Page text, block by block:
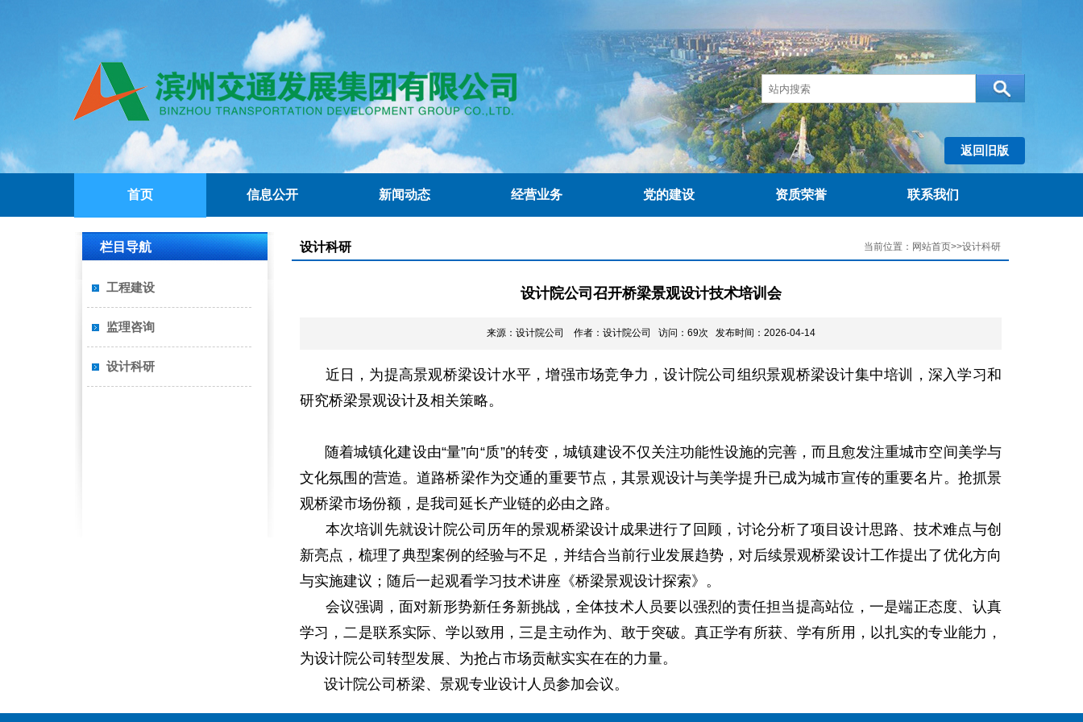
返回旧版
首页 信息公开 新闻动态 经营业务 党的建设 资质荣誉 联系我们
栏目导航
工程建设
监理咨询
设计科研
设计科研 当前位置：网站首页>>设计科研
设计院公司召开桥梁景观设计技术培训会
来源：设计院公司 作者：设计院公司 访问：69次 发布时间：2026-04-14
近日，为提高景观桥梁设计水平，增强市场竞争力，设计院公司组织景观桥梁设计集中培训，深入学习和
研究桥梁景观设计及相关策略。
随着城镇化建设由“量”向“质”的转变，城镇建设不仅关注功能性设施的完善，而且愈发注重城市空间美学与
文化氛围的营造。道路桥梁作为交通的重要节点，其景观设计与美学提升已成为城市宣传的重要名片。抢抓景
观桥梁市场份额，是我司延长产业链的必由之路。
本次培训先就设计院公司历年的景观桥梁设计成果进行了回顾，讨论分析了项目设计思路、技术难点与创
新亮点，梳理了典型案例的经验与不足，并结合当前行业发展趋势，对后续景观桥梁设计工作提出了优化方向
与实施建议；随后一起观看学习技术讲座《桥梁景观设计探索》。
会议强调，面对新形势新任务新挑战，全体技术人员要以强烈的责任担当提高站位，一是端正态度、认真
学习，二是联系实际、学以致用，三是主动作为、敢于突破。真正学有所获、学有所用，以扎实的专业能力，
为设计院公司转型发展、为抢占市场贡献实实在在的力量。
设计院公司桥梁、景观专业设计人员参加会议。